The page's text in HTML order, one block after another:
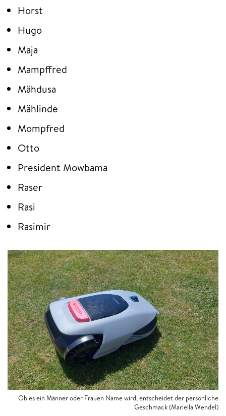
Horst
Hugo
Maja
Mampffred
Mähdusa
Mählinde
Mompfred
Otto
President Mowbama
Raser
Rasi
Rasimir
Ob es ein Männer oder Frauen Name wird, entscheidet der persönliche
Geschmack (Mariella Wendel)